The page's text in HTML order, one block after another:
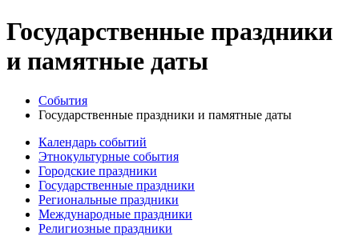
Государственные праздники
и памятные даты
События
Государственные праздники и памятные даты
Календарь событий
Этнокультурные события
Городские праздники
Государственные праздники
Региональные праздники
Международные праздники
Религиозные праздники